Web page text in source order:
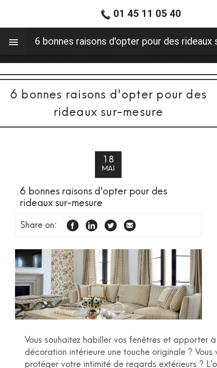
6 bonnes raisons d'opter pour des
rideaux sur-mesure
18
MAI
6 bonnes raisons d'opter pour des
rideaux sur-mesure
Share on: FACEBOOKLINKEDIN TWITTER
Vous souhaitez habiller vos fenêtres et apporter
décoration intérieure une touche originale ? Vous
protéger votre intimité de regards extérieurs ?
01 45 11 05 40
6 bonnes raisons d'opter pour des rideaux